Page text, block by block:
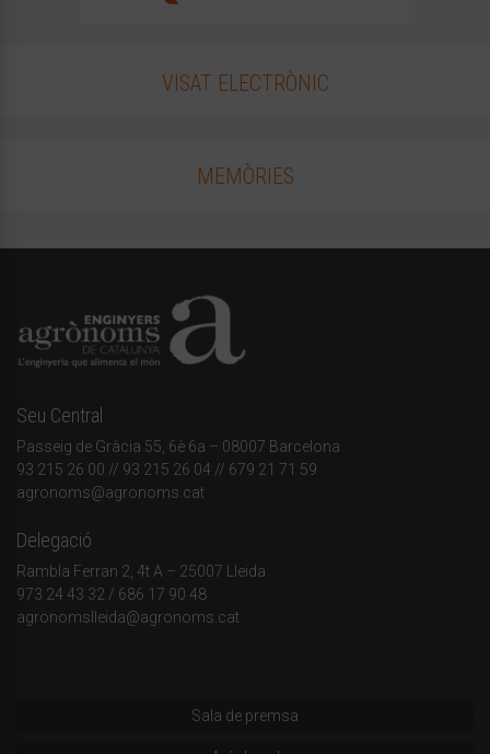
VISAT ELECTRÒNIC
MEMÒRIES
Seu Central
Passeig de Gràcia 55, 6è 6a – 08007 Barcelona
93 215 26 00 // 93 215 26 04 // 679 21 71 59
agronoms@agronoms.cat
Delegació
Rambla Ferran 2, 4t A – 25007 Lleida
973 24 43 32 / 686 17 90 48
agronomslleida@agronoms.cat
Sala de premsa